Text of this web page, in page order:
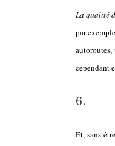
La qualité
par
cependant
Et, sans